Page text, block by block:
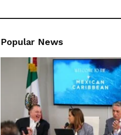
Popular News